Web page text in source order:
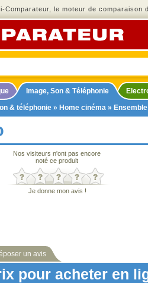
Comparateur, le moteur de comparaison
Image, Son & Téléphonie
& téléphonie » Home cinéma »
Nos visiteurs n'ont pas encore
noté ce produit
Je donne mon avis !
un avis
pour acheter en